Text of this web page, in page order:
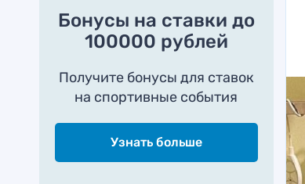
Бонусы на ставки до
100000 рублей
Получите бонусы для ставок
на спортивные события
Узнать больше